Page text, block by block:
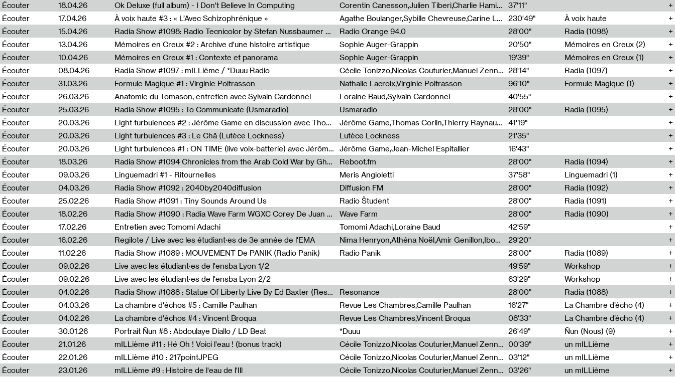
Écouter
18.04.26 Ok Deluxe (full album) - I Don't Believe In Computing Corentin Canesson,Julien Tiberi,Charlie Hamish Jeffery
37'11"
Écouter
17.04.26 À voix haute #3 : « L’Avec Schizophrénique » Agathe Boulanger,Sybille Chevreuse,Carine Lendrin,Léna Monnier,Graziela Susin,Camille Zuber 230'49"
À voix haute
Écouter
15.04.26 Radia Show #1098: Radio Tecnicolor by Stefan Nussbaumer & Georg Zichy (Radio Orange 94.0) Radio Orange 94.0 28'00"
Radia (1098)
Écouter
13.04.26 Mémoires en Creux #2 : Archive d'une histoire artistique Sophie Auger-Grappin 20'50"
Mémoires en Creux (2)
Écouter
10.04.26 Mémoires en Creux #1 : Contexte et panorama Sophie Auger-Grappin 19'39"
Mémoires en Creux (1)
Écouter
08.04.26 Radia Show #1097 : mILLième / *Duuu Radio Cécile Tonizzo,Nicolas Couturier,Manuel Zenner,Aquila Lescene,Curtis Coco,Cyril Magnier 28'14"
Radia (1097)
Écouter
31.03.26 Formule Magique #1 : Virginie Poitrasson Nathalie Lacroix,Virginie Poitrasson 96'10"
Formule Magique (1)
Écouter
26.03.26 Anatomie du Tomason, entretien avec Sylvain Cardonnel Loraine Baud,Sylvain Cardonnel
40'55"
Écouter
25.03.26 Radia Show #1095 : To Communicate (Usmaradio) Usmaradio 28'00"
Radia (1095)
Écouter
20.03.26 Light turbulences #2 : Jérôme Game en discussion avec Thomas Corlin Jérôme Game,Thomas Corlin,Thierry Raynaud,Hubert Colas
41'19"
Écouter
20.03.26 Light turbulences #3 : Le Châ (Lutèce Lockness) Lutèce Lockness
21'35"
Écouter
20.03.26 Light turbulences #1 : ON TIME (live voix-batterie) avec Jérôme Game & Jean-Michel Espitallier Jérôme Game,Jean-Michel Espitallier
16'43"
Écouter
18.03.26 Radia Show #1094 Chronicles from the Arab Cold War by Ghazi Barakat Reboot.fm 28'00"
Radia (1094)
Écouter
09.03.26 Linguemadri #1 - Ritournelles Meris Angioletti 37'58"
Linguemadri (1)
Écouter
04.03.26 Radia Show #1092 : 2040by2040diffusion Diffusion FM 28'00"
Radia (1092)
Écouter
25.02.26 Radia Show #1091 : Tiny Sounds Around Us Radio Študent 28'00"
Radia (1091)
Écouter
18.02.26 Radia Show #1090 : Radia Wave Farm WGXC Corey De Juan Sherrard Jr Startalk Wave Farm 28'00"
Radia (1090)
Écouter
17.02.26 Entretien avec Tomomi Adachi Tomomi Adachi,Loraine Baud
42'59"
Écouter
16.02.26 Regilote / Live avec les étudiant·es de 3e année de l'EMA Nima Henryon,Athéna Noël,Amir Genillon,Ibourayane Ahmadi,Manelle Cherrih,Honorine Gibello,John Weeber,Manon Joseph
29'20"
Écouter
11.02.26 Radia Show #1089 : MOUVEMENT De PANIK (Radio Panik) Radio Panik 28'00"
Radia (1089)
Écouter
09.02.26 Live avec les étudiant·es de l'ensba Lyon 1/2 49'59"
Workshop
Écouter
09.02.26 Live avec les étudiant·es de l'ensba Lyon 2/2 63'29"
Workshop
Écouter
04.02.26 Radia Show #1088 : Statue Of Liberty Live By Ed Baxter (Resonance) Resonance 28'00"
Radia (1088)
Écouter
04.03.26 La chambre d'échos #5 : Camille Paulhan Revue Les Chambres,Camille Paulhan 16'27"
La Chambre d’écho (4)
Écouter
04.02.26 La chambre d'échos #4 : Vincent Broqua Revue Les Chambres,Vincent Broqua 08'33"
La Chambre d’écho (4)
Écouter
30.01.26 Portrait Ñun #8 : Abdoulaye Diallo / LD Beat *Duuu 26'49"
Ñun (Nous) (9)
Écouter
21.01.26 mILLième #11 : Hé Oh ! Voici l'eau ! (bonus track) Cécile Tonizzo,Nicolas Couturier,Manuel Zenner,Aquila Lescene,Curtis Coco,Cyril Magnier 00'39"
un mILLième
Écouter
22.01.26 mILLième #10 : 217pointJPEG Cécile Tonizzo,Nicolas Couturier,Manuel Zenner,Aquila Lescene,Curtis Coco,Cyril Magnier 03'12"
un mILLième
Écouter
23.01.26 mILLième #9 : Histoire de l'eau de l'Ill Cécile Tonizzo,Nicolas Couturier,Manuel Zenner,Aquila Lescene,Curtis Coco,Cyril Magnier 03'26"
un mILLième